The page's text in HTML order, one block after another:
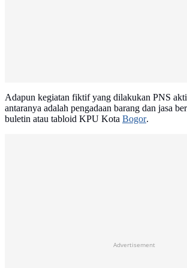
Adapun kegiatan fiktif yang dilakukan PNS
antaranya adalah pengadaan barang dan jasa
buletin atau tabloid KPU Kota Bogor.
Advertisement